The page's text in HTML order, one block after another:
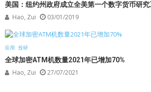
美国：纽约州政府成立全美第一个数字货币研
Hao, Zui 03/01/2019
应用 投研
全球加密ATM机数量2021年已增加70%
Hao, Zui 27/07/2021